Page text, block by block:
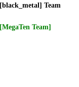
[black_metal] Team
[MegaTen Team]